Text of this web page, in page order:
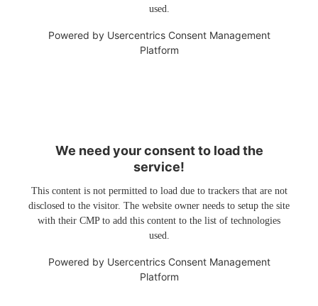
used.
Powered by Usercentrics Consent Management
Platform
We need your consent to load the
service!
This content is not permitted to load due to trackers that are not
disclosed to the visitor. The website owner needs to setup the site
with their CMP to add this content to the list of technologies
used.
Powered by Usercentrics Consent Management
Platform